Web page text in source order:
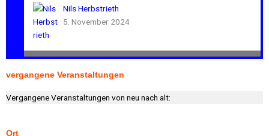
Nils Herbstrieth
5. November 2024
vergangene Veranstaltungen
Vergangene Veranstaltungen von neu nach alt:
Ort